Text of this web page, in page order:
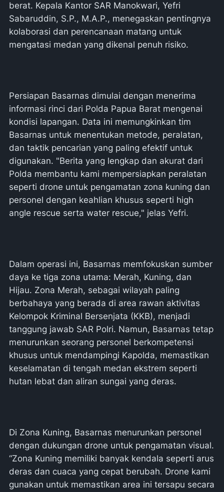
berat. Kepala Kantor SAR Manokwari, Yefri
Sabaruddin, S.P., M.A.P., menegaskan pentingnya
kolaborasi dan perencanaan matang untuk
mengatasi medan yang dikenal penuh risiko.
Persiapan Basarnas dimulai dengan menerima
informasi rinci dari Polda Papua Barat mengenai
kondisi lapangan. Data ini memungkinkan tim
Basarnas untuk menentukan metode, peralatan,
dan taktik pencarian yang paling efektif untuk
digunakan. "Berita yang lengkap dan akurat dari
Polda membantu kami mempersiapkan peralatan
seperti drone untuk pengamatan zona kuning dan
personel dengan keahlian khusus seperti high
angle rescue serta water rescue," jelas Yefri.
Dalam operasi ini, Basarnas memfokuskan sumber
daya ke tiga zona utama: Merah, Kuning, dan
Hijau. Zona Merah, sebagai wilayah paling
berbahaya yang berada di area rawan aktivitas
Kelompok Kriminal Bersenjata (KKB), menjadi
tanggung jawab SAR Polri. Namun, Basarnas tetap
menurunkan seorang personel berkompetensi
khusus untuk mendampingi Kapolda, memastikan
keselamatan di tengah medan ekstrem seperti
hutan lebat dan aliran sungai yang deras.
Di Zona Kuning, Basarnas menurunkan personel
dengan dukungan drone untuk pengamatan visual.
“Zona Kuning memiliki banyak kendala seperti arus
deras dan cuaca yang cepat berubah. Drone kami
gunakan untuk memastikan area ini tersapu secara